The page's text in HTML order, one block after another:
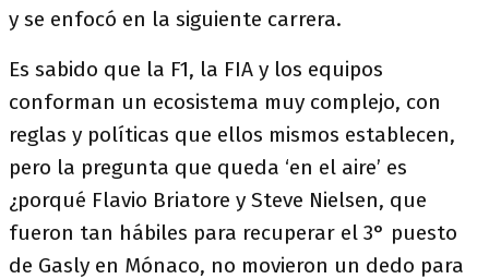
y se enfocó en la siguiente carrera.
Es sabido que la F1, la FIA y los equipos
conforman un ecosistema muy complejo, con
reglas y políticas que ellos mismos establecen,
pero la pregunta que queda ‘en el aire’ es
¿porqué Flavio Briatore y Steve Nielsen, que
fueron tan hábiles para recuperar el 3° puesto
de Gasly en Mónaco, no movieron un dedo para